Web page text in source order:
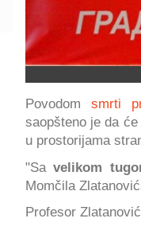
Povodom smrti
saopšteno je da će
u prostorijama
"Savelikom
Momčila
Profesor